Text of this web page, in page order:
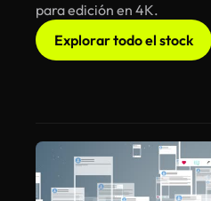
para edición en 4K.
Explorar todo el stock